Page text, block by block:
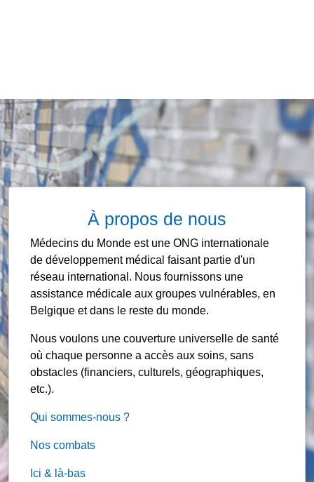
À propos de nous
Médecins du Monde est une ONG internationale
de développement médical faisant partie d'un
réseau international. Nous fournissons une
assistance médicale aux groupes vulnérables, en
Belgique et dans le reste du monde.
Nous voulons une couverture universelle de santé
où chaque personne a accès aux soins, sans
obstacles (financiers, culturels, géographiques,
etc.).
Qui sommes-nous ?
Nos combats
Ici & là-bas